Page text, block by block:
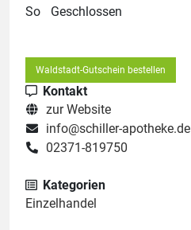
So
Geschlossen
Waldstadt-Gutschein bestellen
Kontakt
zur Website
info@schiller-apotheke.de
02371-819750
Kategorien
Einzelhandel